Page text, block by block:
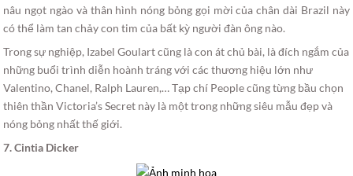
nâu ngọt ngào và thân hình nóng bỏng gọi mời của chân dài Brazil này
có thể làm tan chảy con tim của bất kỳ người đàn ông nào.
Trong sự nghiệp, Izabel Goulart cũng là con át chủ bài, là đích ngắm của
những buổi trình diễn hoành tráng với các thương hiệu lớn như
Valentino, Chanel, Ralph Lauren,… Tạp chí People cũng từng bầu chọn
thiên thần Victoria’s Secret này là một trong những siêu mẫu đẹp và
nóng bỏng nhất thế giới.
7. Cintia Dicker